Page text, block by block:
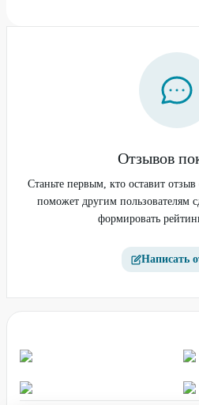
Отзывов
Станьте первым, кто оставит
поможет другим пользователям
формировать
Написать